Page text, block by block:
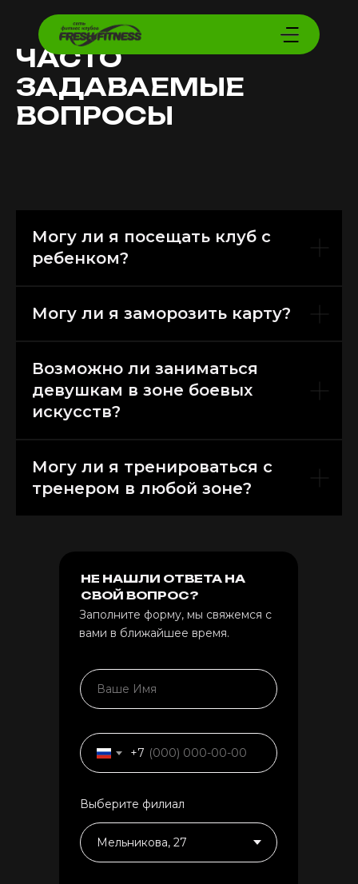
ЧАСТО
ЗАДАВАЕМЫЕ
ВОПРОСЫ
Могу ли я посещать клуб с
ребенком?
Могу ли я заморозить карту?
Возможно ли заниматься
девушкам в зоне боевых
искусств?
Могу ли я тренироваться с
тренером в любой зоне?
+7
Выберите филиал
НЕ НАШЛИ ОТВЕТА НА
СВОЙ ВОПРОС?
Заполните форму, мы свяжемся с
вами в ближайшее время.